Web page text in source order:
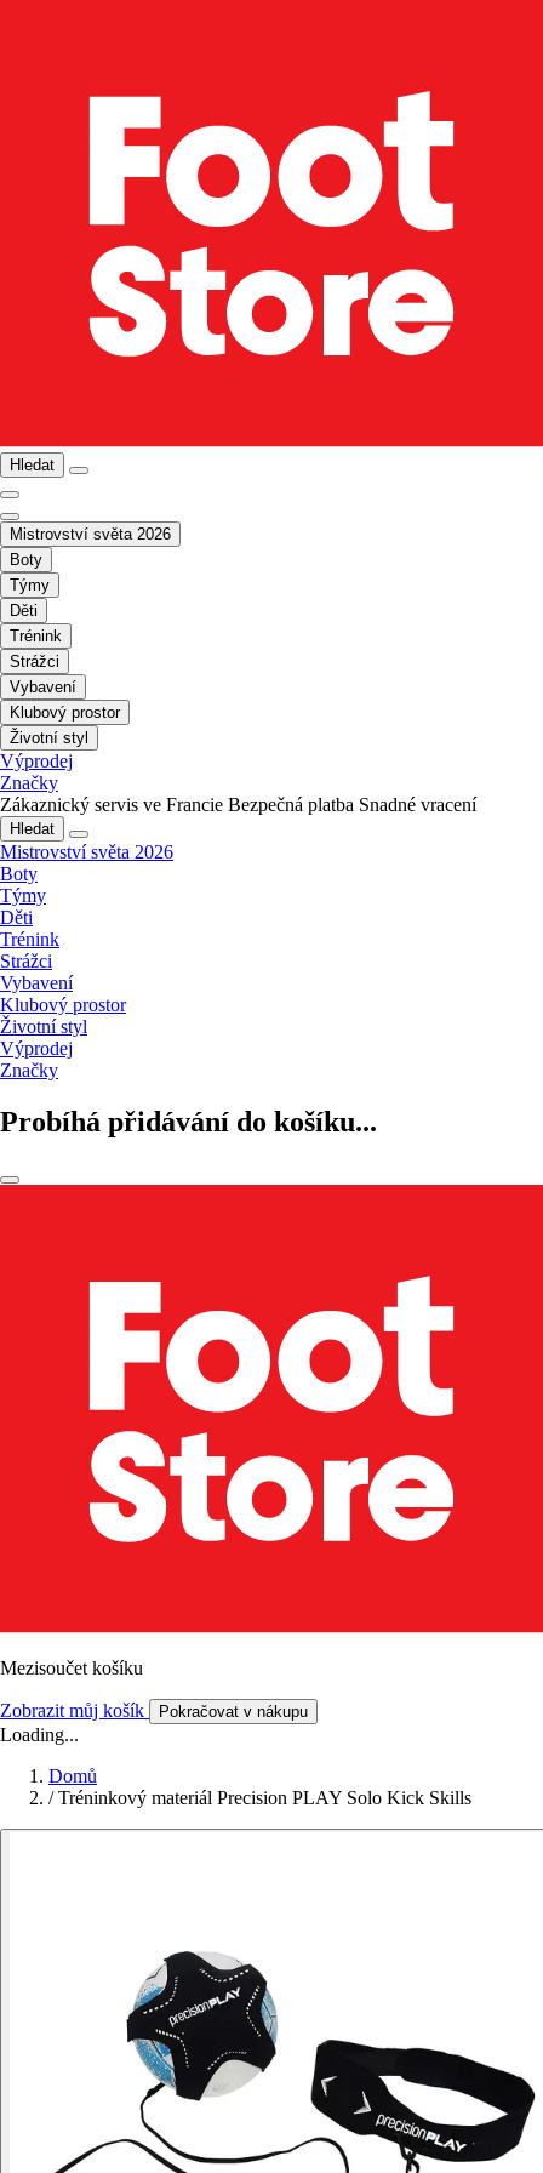
Hledat
Mistrovství světa 2026
Boty
Týmy
Děti
Trénink
Strážci
Vybavení
Klubový prostor
Životní styl
Výprodej
Značky
Zákaznický servis ve Francie Bezpečná platba Snadné vracení
Hledat
Mistrovství světa 2026
Boty
Týmy
Děti
Trénink
Strážci
Vybavení
Klubový prostor
Životní styl
Výprodej
Značky
Probíhá přidávání do košíku...
Mezisoučet košíku
Zobrazit můj košík Pokračovat v nákupu
Loading...
Domů
/ Tréninkový materiál Precision PLAY Solo Kick Skills